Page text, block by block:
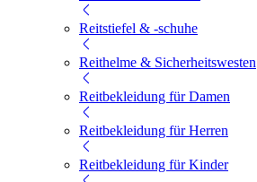
Reitstiefel & -schuhe
Reithelme & Sicherheitswesten
Reitbekleidung für Damen
Reitbekleidung für Herren
Reitbekleidung für Kinder